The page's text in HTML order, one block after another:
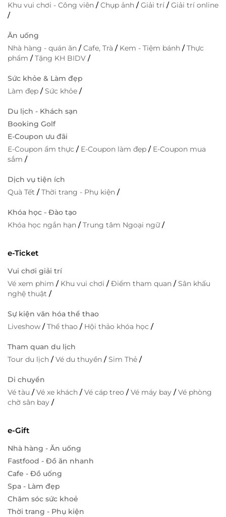
Khu vui chơi - Công viên /Chụp ảnh /Giải trí /Giải trí online
/
Ăn uống
Nhà hàng - quán ăn /Cafe, Trà / Kem - Tiệm bánh /Thực
phẩm /Tặng KH BIDV /
Sức khỏe & Làm đẹp
Làm đẹp /Sức khỏe /
Du lịch - Khách sạn
Booking Golf
E-Coupon ưu đãi
E-Coupon ẩm thực / E-Coupon làm đẹp / E-Coupon mua
sắm /
Dịch vụ tiện ích
Quà Tết /Thời trang - Phụ kiện /
Khóa học - Đào tạo
Khóa học ngắn hạn /Trung tâm Ngoại ngữ/
e-Ticket
Vui chơi giải trí
Vé xem phim / Khu vui chơi /Điểm tham quan /Sân khấu
nghệ thuật /
Sự kiện văn hóa thể thao
Liveshow /Thể thao / Hội thảo khóa học /
Tham quan du lịch
Tour du lịch /Vé du thuyền /Sim Thẻ /
Di chuyển
Vé tàu /Vé xe khách /Vé cáp treo /Vé máy bay /Vé phòng
chờ sân bay /
e-Gift
Nhà hàng - Ăn uống
Fastfood - Đồ ăn nhanh
Cafe - Đồ uống
Spa - Làm đẹp
Chăm sóc sức khoẻ
Thời trang - Phụ kiện